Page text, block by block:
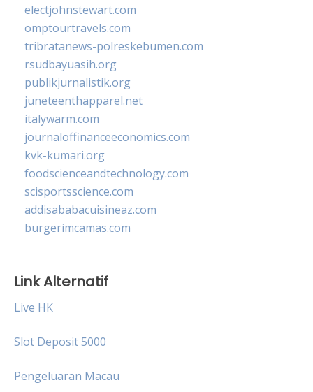
electjohnstewart.com
omptourtravels.com
tribratanews-polreskebumen.com
rsudbayuasih.org
publikjurnalistik.org
juneteenthapparel.net
italywarm.com
journaloffinanceeconomics.com
kvk-kumari.org
foodscienceandtechnology.com
scisportsscience.com
addisababacuisineaz.com
burgerimcamas.com
Link Alternatif
Live HK
Slot Deposit 5000
Pengeluaran Macau